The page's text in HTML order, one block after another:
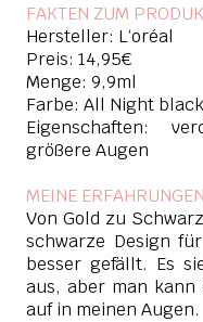
FAKTEN ZUM
Hersteller: L‘oréal
Preis: 14,95€
Menge: 9,9ml
Farbe: All Night black
Eigenschaften:
größere Augen
MEINE ERFAHRUNGEN
Von Gold zu
schwarze Design
besser gefällt. Es
aus, aber man
auf in meinen Augen.